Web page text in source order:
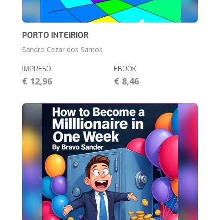
PORTO INTEIRIOR
Sandro Cezar dos Santos
IMPRESO
€ 12,96
EBOOK
€ 8,46